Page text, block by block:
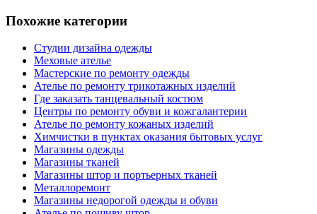
Похожие категории
Студии дизайна одежды
Меховые ателье
Мастерские по ремонту одежды
Ателье по ремонту трикотажных изделий
Где заказать танцевальный костюм
Центры по ремонту обуви и кожгалантерии
Ателье по ремонту кожаных изделий
Химчистки в пунктах оказания бытовых услуг
Магазины одежды
Магазины тканей
Магазины штор и портьерных тканей
Металлоремонт
Магазины недорогой одежды и обуви